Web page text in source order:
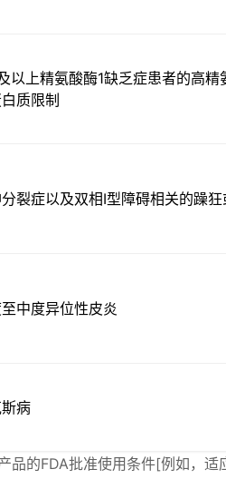
以上精氨酸酶1缺乏症患者的高精
质限制
裂症以及双相I型障碍相关的躁
中度异位性皮炎
病
的FDA批准使用条件[例如，适